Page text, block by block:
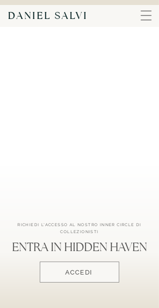
DANIEL SALVI
RICHIEDI L'ACCESSO AL NOSTRO INNER CIRCLE DI
COLLEZIONISTI
ENTRA IN HIDDEN HAVEN
ACCEDI